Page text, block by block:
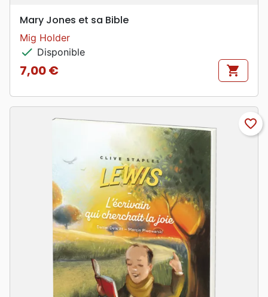
Mary Jones et sa Bible
Mig Holder
check Disponible
Prix
7,00 € shopping_cart
favorite_border